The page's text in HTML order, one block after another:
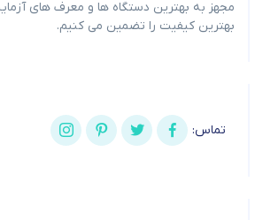
مجهز به بهترین دستگاه ها و معرف های
بهترین کیفیت را تضمین می کنیم.
تماس: